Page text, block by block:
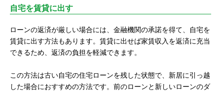
自宅を賃貸に出す
ローンの返済が厳しい場合には、金融機関の承諾を得て、自宅を
賃貸に出す方法もあります。賃貸に出せば家賃収入を返済に充当
できるため、返済の負担を軽減できます。
この方法は古い自宅の住宅ローンを残した状態で、新居に引っ越
した場合におすすめの方法です。前のローンと新しいローンのダ